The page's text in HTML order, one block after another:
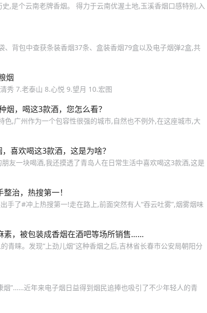
,是个云南老牌香烟。 得力于云南优渥土地,玉溪香烟口感特别,入
、背包中查获条装香烟37条、盒装香烟79盒以及电子烟弹2盒,共
烟
秀 7.老泰山 8.心悦 9.望月 10.宏图
烟，喝这3款酒，您怎么看？
色,广州作为一个包容性很强的城市,自然也不例外,在这座城市,大
喜欢喝这3款酒，这是为啥？
友一块喝酒,我还摸透了青岛人在日常生活中喜欢喝这3款酒,这是
治，热搜第一！
手了#冲上热搜第一!走在路上,前面突然有人“吞云吐雾”,烟雾烟味
素，被包装成香烟在酒吧等场所销售……
青睐。发现“上劲儿烟”这种香烟之后,吉林省长春市公安局朝阳分
烟”……近年来电子烟日益得到烟民追捧也吸引了不少年轻人的青